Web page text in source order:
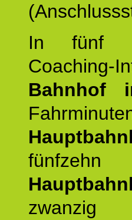
In fünf
Bahnhof